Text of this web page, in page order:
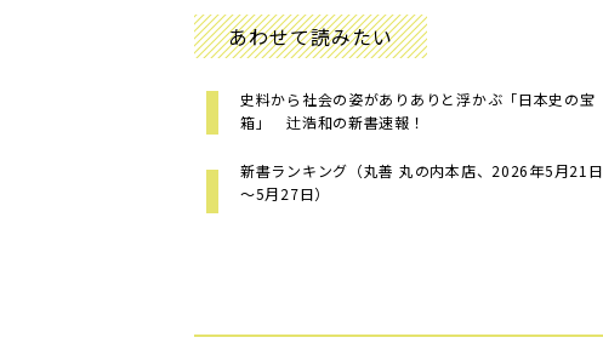
あわせて読みたい
史料から社会の姿がありありと浮かぶ「日本史の宝
箱」 辻浩和の新書速報！
新書ランキング（丸善 丸の内本店、2026年5月21日
～5月27日）